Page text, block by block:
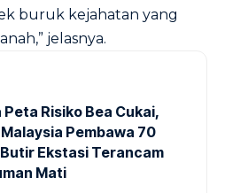
buruk kejahatan yang
jelasnya.
Peta Risiko Bea Cukai,
Pembawa 70
Ekstasi Terancam
Mati